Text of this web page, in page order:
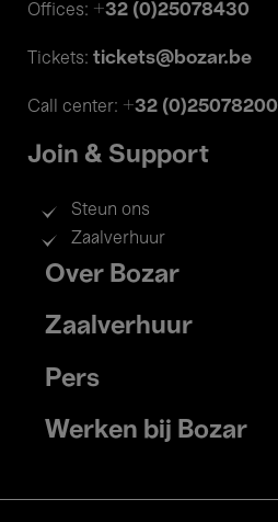
Offices: +32 (0)25078430
Tickets: tickets@bozar.be
Call center: +32 (0)25078200
Join & Support
Steun ons
Zaalverhuur
Footer
menu
Over Bozar
Zaalverhuur
Pers
Werken bij Bozar